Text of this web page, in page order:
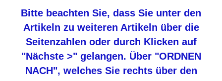
Bitte beachten Sie, dass Sie unter den
Artikeln zu weiteren Artikeln über die
Seitenzahlen oder durch Klicken auf
"Nächste >" gelangen. Über "ORDNEN
NACH", welches Sie rechts über den